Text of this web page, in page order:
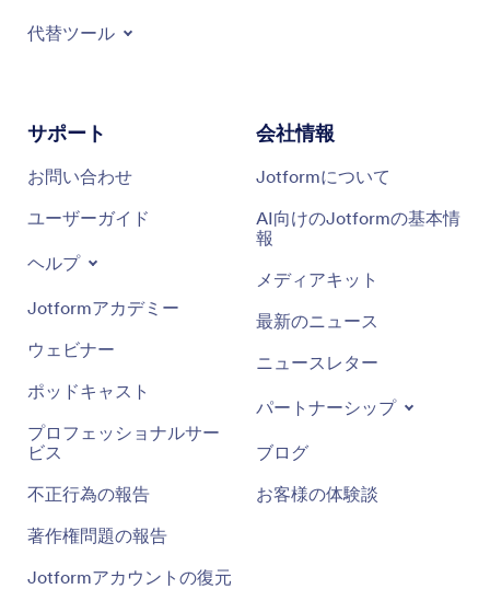
代替ツール
サポート
お問い合わせ
ユーザーガイド
ヘルプ
Jotformアカデミー
ウェビナー
ポッドキャスト
プロフェッショナルサー
ビス
不正行為の報告
著作権問題の報告
Jotformアカウントの復元
会社情報
Jotformについて
AI向けのJotformの基本情
報
メディアキット
最新のニュース
ニュースレター
パートナーシップ
ブログ
お客様の体験談